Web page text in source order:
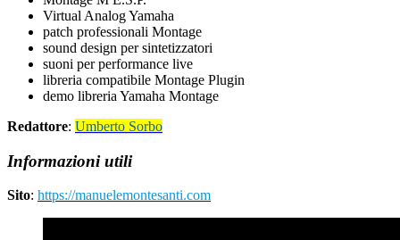
Virtual Analog Yamaha
patch professionali Montage
sound design per sintetizzatori
suoni per performance live
libreria compatibile Montage Plugin
demo libreria Yamaha Montage
Redattore: Umberto Sorbo
Informazioni utili
Sito: https://manuelemontesanti.com